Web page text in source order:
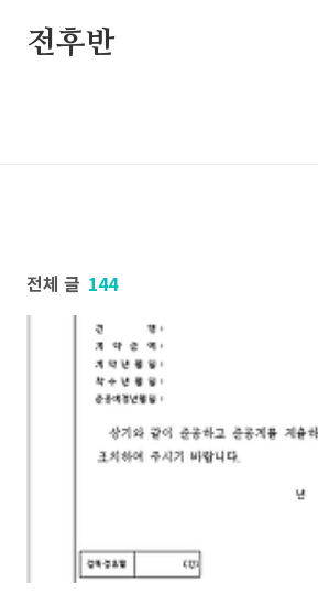
전후반
전체 글 144